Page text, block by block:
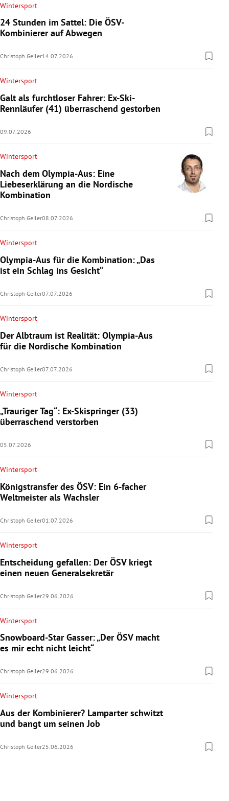
Wintersport
24 Stunden im Sattel: Die ÖSV-
Kombinierer auf Abwegen
Christoph Geiler14.07.2026
Wintersport
Galt als furchtloser Fahrer: Ex-Ski-
Rennläufer (41) überraschend gestorben
09.07.2026
Wintersport
Nach dem Olympia-Aus: Eine
Liebeserklärung an die Nordische
Kombination
Christoph Geiler08.07.2026
Wintersport
Olympia-Aus für die Kombination: „Das
ist ein Schlag ins Gesicht“
Christoph Geiler07.07.2026
Wintersport
Der Albtraum ist Realität: Olympia-Aus
für die Nordische Kombination
Christoph Geiler07.07.2026
Wintersport
„Trauriger Tag“: Ex-Skispringer (33)
überraschend verstorben
05.07.2026
Wintersport
Königstransfer des ÖSV: Ein 6-facher
Weltmeister als Wachsler
Christoph Geiler01.07.2026
Wintersport
Entscheidung gefallen: Der ÖSV kriegt
einen neuen Generalsekretär
Christoph Geiler29.06.2026
Wintersport
Snowboard-Star Gasser: „Der ÖSV macht
es mir echt nicht leicht“
Christoph Geiler29.06.2026
Wintersport
Aus der Kombinierer? Lamparter schwitzt
und bangt um seinen Job
Christoph Geiler25.06.2026